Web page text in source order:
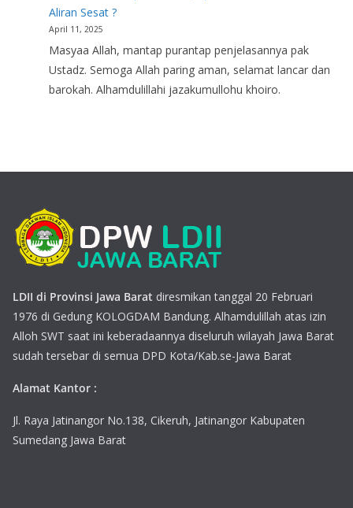
Aliran Sesat ?
April 11, 2025
Masyaa Allah, mantap purantap penjelasannya pak
Ustadz. Semoga Allah paring aman, selamat lancar dan
barokah. Alhamdulillahi jazakumullohu khoiro.
LDII di Provinsi Jawa Barat diresmikan tanggal 20 Februari
1976 di Gedung KOLOGDAM Bandung. Alhamdulillah atas izin
Alloh SWT saat ini keberadaannya diseluruh wilayah Jawa Barat
sudah tersebar di semua DPD Kota/Kab.se-Jawa Barat
Alamat Kantor :
Jl. Raya Jatinangor No.138, Cikeruh, Jatinangor Kabupaten
Sumedang Jawa Barat